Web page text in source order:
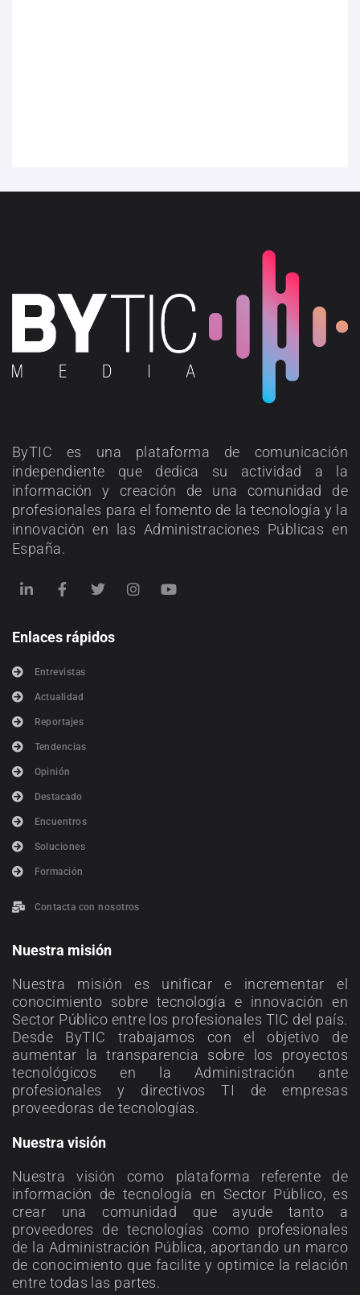
ByTIC es una plataforma de comunicación
independiente que dedica su actividad a la
información y creación de una comunidad de
profesionales para el fomento de la tecnología y la
innovación en las Administraciones Públicas en
España.
Enlaces rápidos
Entrevistas
Actualidad
Reportajes
Tendencias
Opinión
Destacado
Encuentros
Soluciones
Formación
Contacta con nosotros
Nuestra misión
Nuestra misión es unificar e incrementar el
conocimiento sobre tecnología e innovación en
Sector Público entre los profesionales TIC del país.
Desde ByTIC trabajamos con el objetivo de
aumentar la transparencia sobre los proyectos
tecnológicos en la Administración ante
profesionales y directivos TI de empresas
proveedoras de tecnologías.
Nuestra visión
Nuestra visión como plataforma referente de
información de tecnología en Sector Público, es
crear una comunidad que ayude tanto a
proveedores de tecnologías como profesionales
de la Administración Pública, aportando un marco
de conocimiento que facilite y optimice la relación
entre todas las partes.